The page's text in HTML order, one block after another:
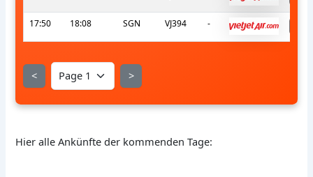
17:50 18:08 SGN VJ394 -
< >
Hier alle Ankünfte der kommenden Tage: